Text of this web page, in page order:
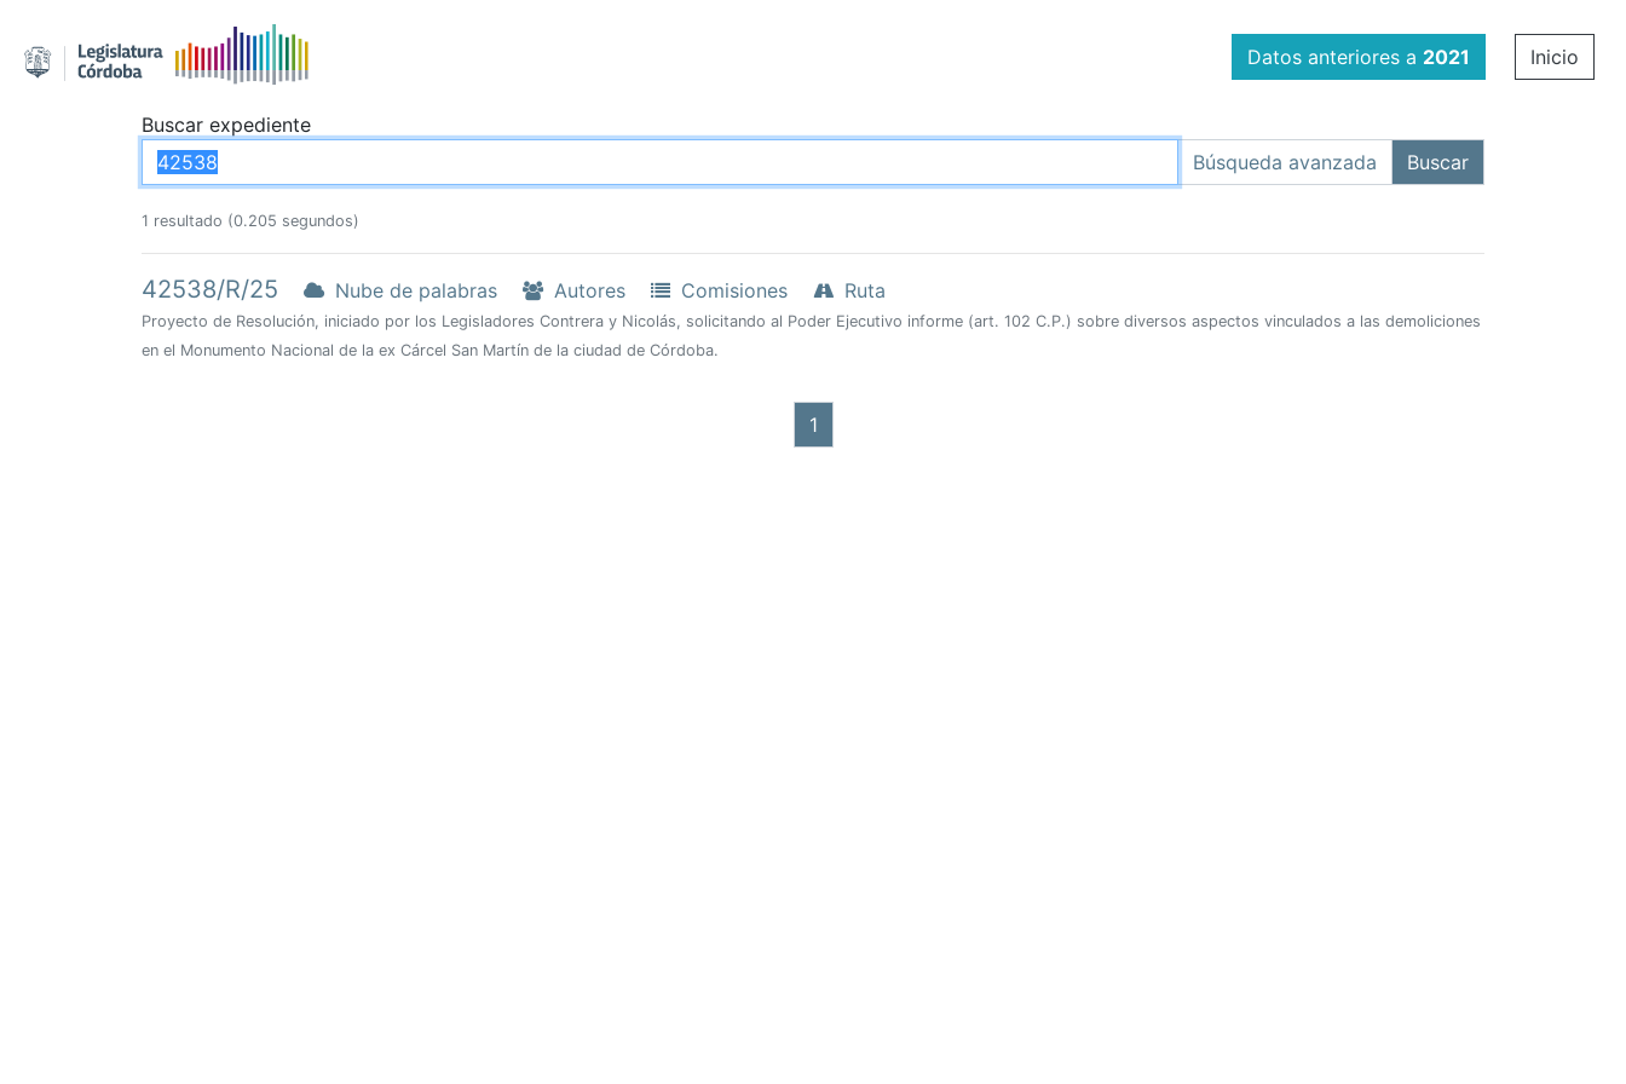
Datos anteriores a 2021 Inicio
Buscar expediente
1 resultado (0.205 segundos)
42538/R/25 Nube de palabras Autores Comisiones Ruta
Proyecto de Resolución, iniciado por los Legisladores Contrera y Nicolás, solicitando al Poder Ejecutivo informe (art. 102 C.P.) sobre diversos aspectos vinculados a las demoliciones
en el Monumento Nacional de la ex Cárcel San Martín de la ciudad de Córdoba.
1